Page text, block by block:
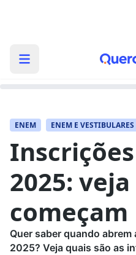
ENEM ENEM E VESTIBULARES
2025:
começam
Quer saber quando
2025? Veja quais são as